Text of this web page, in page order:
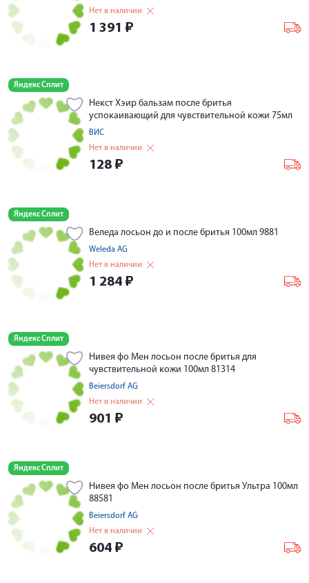
Нет в наличии
1 391 ₽
Яндекс Сплит
Некст Хэир бальзам после бритья
успокаивающий для чувствительной кожи 75мл
ВИС
Нет в наличии
128 ₽
Яндекс Сплит
Веледа лосьон до и после бритья 100мл 9881
Weleda AG
Нет в наличии
1 284 ₽
Яндекс Сплит
Нивея фо Мен лосьон после бритья для
чувствительной кожи 100мл 81314
Beiersdorf AG
Нет в наличии
901 ₽
Яндекс Сплит
Нивея фо Мен лосьон после бритья Ультра 100мл
88581
Beiersdorf AG
Нет в наличии
604 ₽